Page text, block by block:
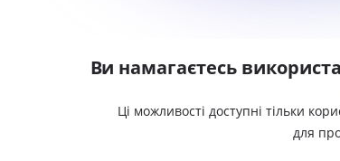
Ви намагаєтесь
Ці можливості доступні тільки
для